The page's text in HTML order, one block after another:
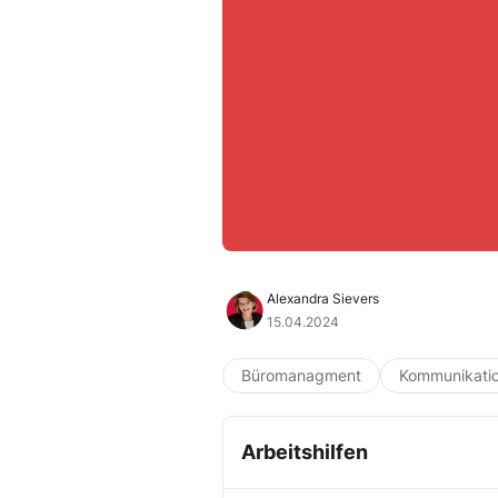
Alexandra Sievers
15.04.2024
Büromanagment
Arbeitshilfen